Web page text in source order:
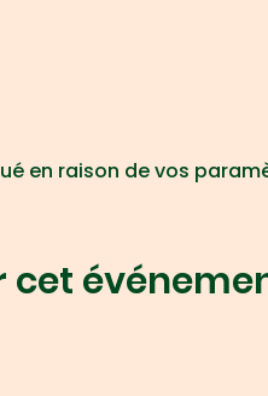
en raison de vos
cet